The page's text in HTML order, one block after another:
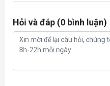
Cooling
Dual
Backplate Stylish
Hỏi và đáp (0 bình luận)